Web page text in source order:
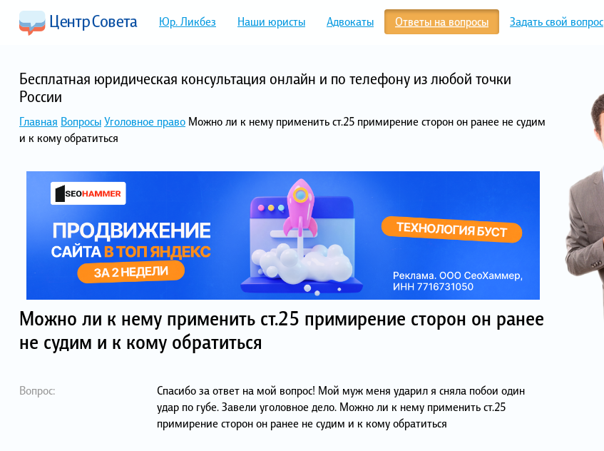
Юр. Ликбез Наши юристы Адвокаты Ответы на вопросы Задать свой вопрос
Бесплатная юридическая консультация онлайн и по телефону из любой точки
России
Главная ВопросыУголовное право Можно ли к нему применить ст.25 примирение сторон он ранее не судим
и к кому обратиться
Можно ли к нему применить ст.25 примирение сторон он ранее
не судим и к кому обратиться
Вопрос:
Спасибо за ответ на мой вопрос! Мой муж меня ударил я сняла побои один
удар по губе. Завели уголовное дело. Можно ли к нему применить ст.25
примирение сторон он ранее не судим и к кому обратиться